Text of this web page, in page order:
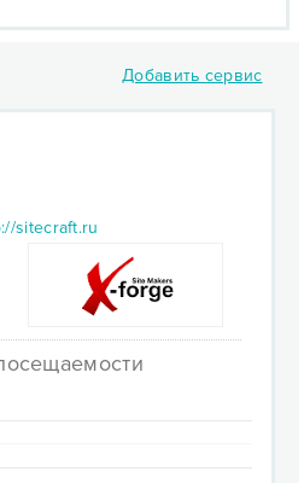
Добавить сервис
sitecraft.ru